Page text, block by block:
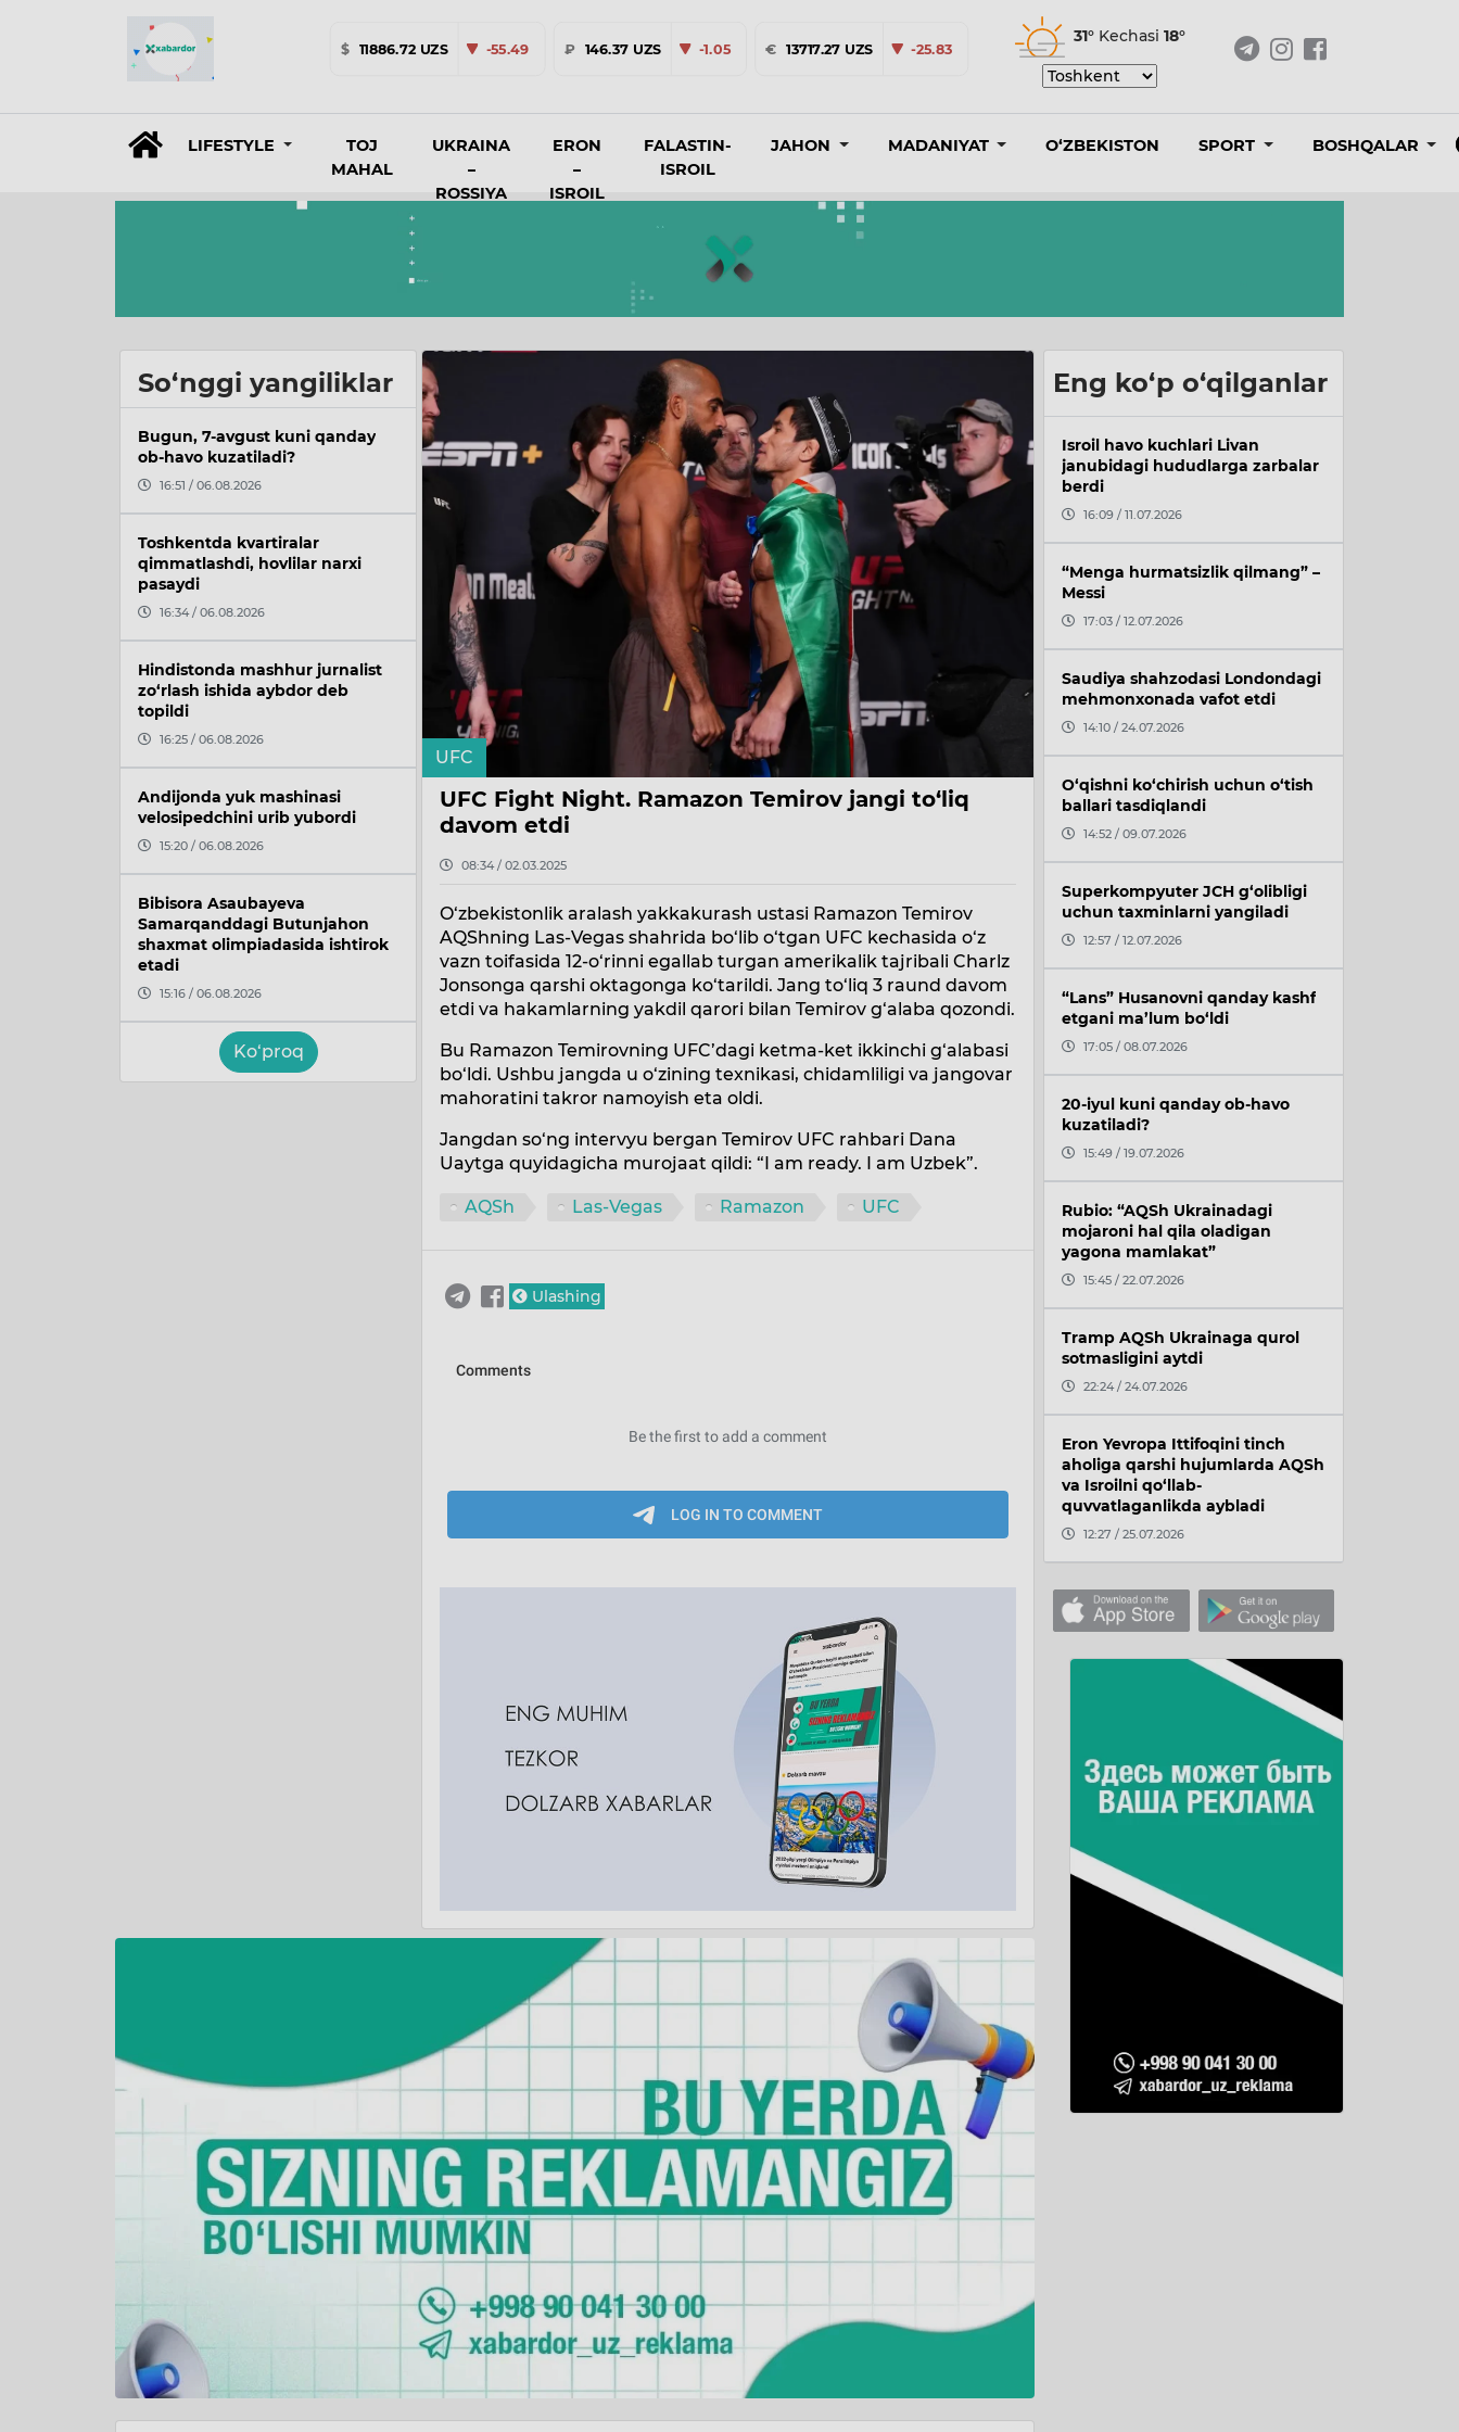
$ 11886.72 UZS -55.49 ₽ 146.37 UZS -1.05 € 13717.27 UZS -25.83
31° Kechasi 18°
LIFESTYLE
TOJ
MAHAL
UKRAINA
–
ROSSIYA
ERON
–
ISROIL
FALASTIN-
ISROIL
JAHON MADANIYAT O‘ZBEKISTON SPORT BOSHQALAR
So‘nggi yangiliklar
Bugun, 7-avgust kuni qanday
ob-havo kuzatiladi?
16:51 / 06.08.2026
Toshkentda kvartiralar
qimmatlashdi, hovlilar narxi
pasaydi
16:34 / 06.08.2026
Hindistonda mashhur jurnalist
zo‘rlash ishida aybdor deb
topildi
16:25 / 06.08.2026
Andijonda yuk mashinasi
velosipedchini urib yubordi
15:20 / 06.08.2026
Bibisora Asaubayeva
Samarqanddagi Butunjahon
shaxmat olimpiadasida ishtirok
etadi
15:16 / 06.08.2026
Ko‘proq
UFC
UFC Fight Night. Ramazon Temirov jangi to‘liq
davom etdi
08:34 / 02.03.2025
O‘zbekistonlik aralash yakkakurash ustasi Ramazon Temirov
AQShning Las-Vegas shahrida bo‘lib o‘tgan UFC kechasida o‘z
vazn toifasida 12-o‘rinni egallab turgan amerikalik tajribali Charlz
Jonsonga qarshi oktagonga ko‘tarildi. Jang to‘liq 3 raund davom
etdi va hakamlarning yakdil qarori bilan Temirov g‘alaba qozondi.
Bu Ramazon Temirovning UFC’dagi ketma-ket ikkinchi g‘alabasi
bo‘ldi. Ushbu jangda u o‘zining texnikasi, chidamliligi va jangovar
mahoratini takror namoyish eta oldi.
Jangdan so‘ng intervyu bergan Temirov UFC rahbari Dana
Uaytga quyidagicha murojaat qildi: “I am ready. I am Uzbek”.
AQSh Las-Vegas Ramazon UFC
Ulashing
Eng ko‘p o‘qilganlar
Isroil havo kuchlari Livan
janubidagi hududlarga zarbalar
berdi
16:09 / 11.07.2026
“Menga hurmatsizlik qilmang” –
Messi
17:03 / 12.07.2026
Saudiya shahzodasi Londondagi
mehmonxonada vafot etdi
14:10 / 24.07.2026
O‘qishni ko‘chirish uchun o‘tish
ballari tasdiqlandi
14:52 / 09.07.2026
Superkompyuter JCH g‘olibligi
uchun taxminlarni yangiladi
12:57 / 12.07.2026
“Lans” Husanovni qanday kashf
etgani ma’lum bo‘ldi
17:05 / 08.07.2026
20-iyul kuni qanday ob-havo
kuzatiladi?
15:49 / 19.07.2026
Rubio: “AQSh Ukrainadagi
mojaroni hal qila oladigan
yagona mamlakat”
15:45 / 22.07.2026
Tramp AQSh Ukrainaga qurol
sotmasligini aytdi
22:24 / 24.07.2026
Eron Yevropa Ittifoqini tinch
aholiga qarshi hujumlarda AQSh
va Isroilni qo‘llab-
quvvatlaganlikda aybladi
12:27 / 25.07.2026